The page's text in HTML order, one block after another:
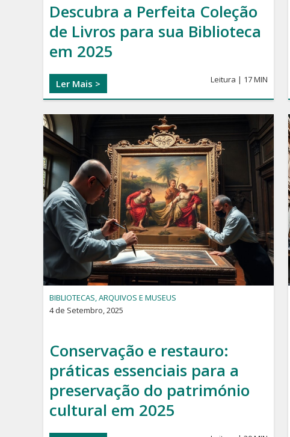
Descubra a Perfeita Coleção
de Livros para sua Biblioteca
em 2025
Ler Mais > Leitura | 17 MIN
BIBLIOTECAS, ARQUIVOS E MUSEUS
4 de Setembro, 2025
Conservação e restauro:
práticas essenciais para a
preservação do património
cultural em 2025